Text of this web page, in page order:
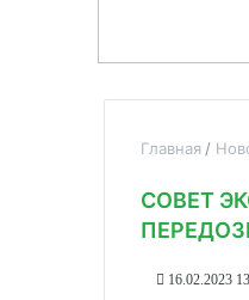
Главная
СОВЕТ
16.02.2023